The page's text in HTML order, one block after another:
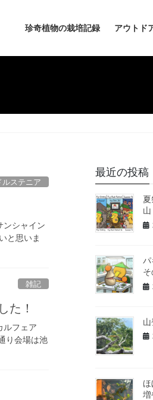
珍奇植物の栽培記録 アウトド
ルステニア
ンシャイン
と思いま
雑記
た！
ルフェア
り会場は池
最近の投稿
パ
ほ
増